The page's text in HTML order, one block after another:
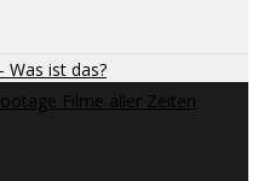
Was ist das?
Filme aller Zeiten